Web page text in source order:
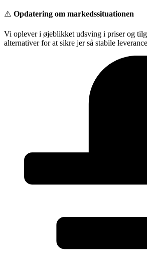
Videre
indhold
⚠️ Opdatering om markedssituationen
Vi oplever i øjeblikket udsving i priser og
alternativer for at sikre jer så stabile